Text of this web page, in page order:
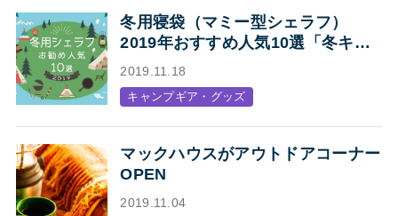
冬用寝袋（マミー型シェラフ）
2019年おすすめ人気10選「冬キャ
ンプの寝袋はマミー型シェラフで決
まり！」
2019.11.18
キャンプギア・グッズ
マックハウスがアウトドアコーナー
OPEN
2019.11.04